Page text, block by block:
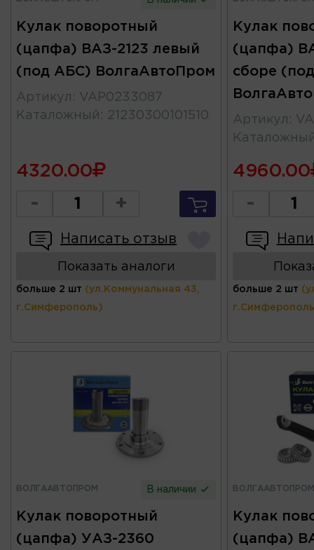
Кулак поворотный
(цапфа) ВАЗ-2123 левый
(под АБС) ВолгаАвтоПром
Артикул : VAP0233087
Каталожный : 21230300101510
4320.00
- +
Написать отзыв
Показать аналоги
больше 2 шт (ул.Коммунальная 43,
г.Симферополь)
Кулак
(цапфа)
сборе
Артикул :
4960.00
-
больше 2 шт
ВОЛГААВТОПРОМ В наличии
Кулак поворотный
(цапфа) УАЗ-2360
ВОЛГААВТОПРОМ
Кулак
(цапфа)